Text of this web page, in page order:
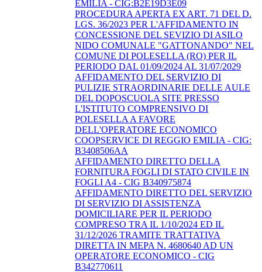
EMILIA - CIG:B2E19D3E09
PROCEDURA APERTA EX ART. 71 DEL D.
LGS. 36/2023 PER L'AFFIDAMENTO IN
CONCESSIONE DEL SEVIZIO DI ASILO
NIDO COMUNALE "GATTONANDO" NEL
COMUNE DI POLESELLA (RO) PER IL
PERIODO DAL 01/09/2024 AL 31/07/2029
AFFIDAMENTO DEL SERVIZIO DI
PULIZIE STRAORDINARIE DELLE AULE
DEL DOPOSCUOLA SITE PRESSO
L'ISTITUTO COMPRENSIVO DI
POLESELLA A FAVORE
DELL'OPERATORE ECONOMICO
COOPSERVICE DI REGGIO EMILIA - CIG:
B3408506AA
AFFIDAMENTO DIRETTO DELLA
FORNITURA FOGLI DI STATO CIVILE IN
FOGLI A4 - CIG B340975874
AFFIDAMENTO DIRETTO DEL SERVIZIO
DI SERVIZIO DI ASSISTENZA
DOMICILIARE PER IL PERIODO
COMPRESO TRA IL 1/10/2024 ED IL
31/12/2026 TRAMITE TRATTATIVA
DIRETTA IN MEPA N. 4680640 AD UN
OPERATORE ECONOMICO - CIG
B342770611